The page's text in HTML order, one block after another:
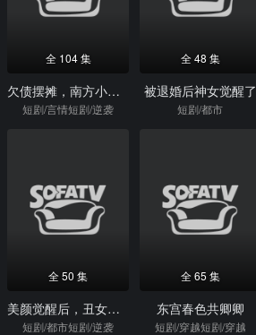
全 104 集
欠债摆摊，南方小土豆追我跑
短剧/言情短剧/逆袭
全 48 集
被退婚后神女觉醒了
短剧/都市
全 50 集
美颜觉醒后，丑女逆袭
短剧/都市短剧/逆袭
全 65 集
东宫春色共卿卿
短剧/穿越短剧/穿越